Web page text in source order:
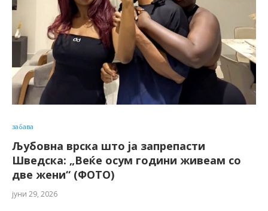
забава
Љубовна врска што ја запрепасти
Шведска: „Веќе осум години живеам со
две жени“ (ФОТО)
јуни 29, 2026